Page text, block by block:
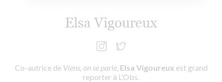
Elsa Vigoureux
Co-autrice de Viens, on se parle, Elsa Vigoureux est grand
reporter à L’Obs.